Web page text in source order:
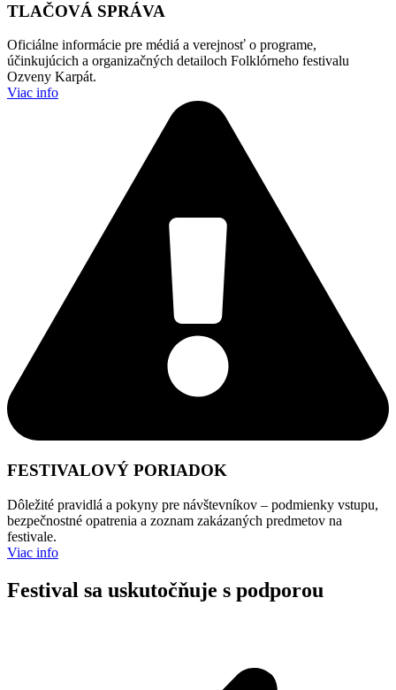
TLAČOVÁ SPRÁVA
Oficiálne informácie pre médiá a verejnosť o programe,
účinkujúcich a organizačných detailoch Folklórneho festivalu
Ozveny Karpát.
Viac info
FESTIVALOVÝ PORIADOK
Dôležité pravidlá a pokyny pre návštevníkov – podmienky vstupu,
bezpečnostné opatrenia a zoznam zakázaných predmetov na
festivale.
Viac info
Festival sa uskutočňuje s podporou